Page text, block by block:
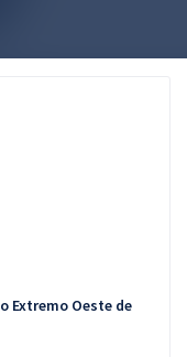
Extremo Oeste de